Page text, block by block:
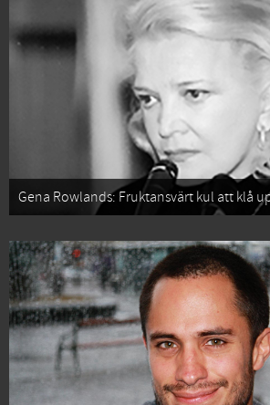
Gena Rowlands: Fruktansvärt kul att klå